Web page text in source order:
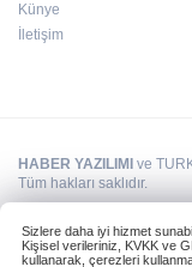
Künye
İletişim
HABER YAZILIMI ve
Tüm hakları saklıdır.
Sizlere daha iyi hizmet
Kişisel verileriniz, KVKK ve
kullanarak, çerezleri